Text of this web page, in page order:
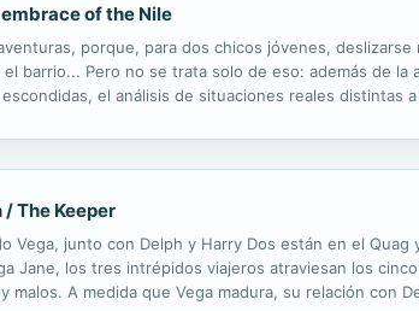
of the Nile
porque, para dos chicos jóvenes,
barrio... Pero no se trata solo de eso: además de
el análisis de situaciones reales
The Keeper
Vega, junto con Delph y Harry Dos están en el
Jane, los tres intrépidos viajeros atraviesan los
malos. A medida que Vega madura, su relación con